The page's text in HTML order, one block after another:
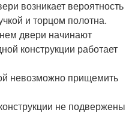
возникает вероятность
и торцом полотна.
двери начинают
конструкции работает
невозможно прищемить
не подвержены